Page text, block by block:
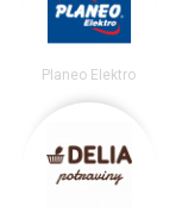
Planeo Elektro